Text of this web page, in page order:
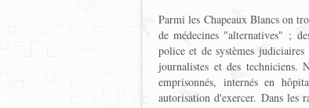
Parmi les Chapeaux Blancs on
de médecines "alternatives" ;
police et de systèmes
journalistes et des techniciens.
emprisonnés, internés en
autorisation d'exercer. Dans les